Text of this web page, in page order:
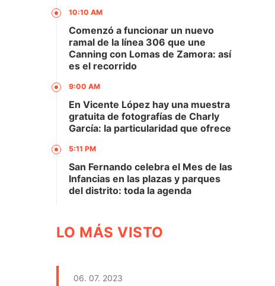
10:10 AM
Comenzó a funcionar un nuevo
ramal de la línea 306 que une
Canning con Lomas de Zamora: así
es el recorrido
9:00 AM
En Vicente López hay una muestra
gratuita de fotografías de Charly
García: la particularidad que ofrece
5:11 PM
San Fernando celebra el Mes de las
Infancias en las plazas y parques
del distrito: toda la agenda
LO MÁS VISTO
06. 07. 2023